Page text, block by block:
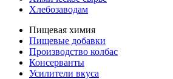
Хлебозаводам
Пищевая химия
Пищевые добавки
Производство колбас
Консерванты
Усилители вкуса